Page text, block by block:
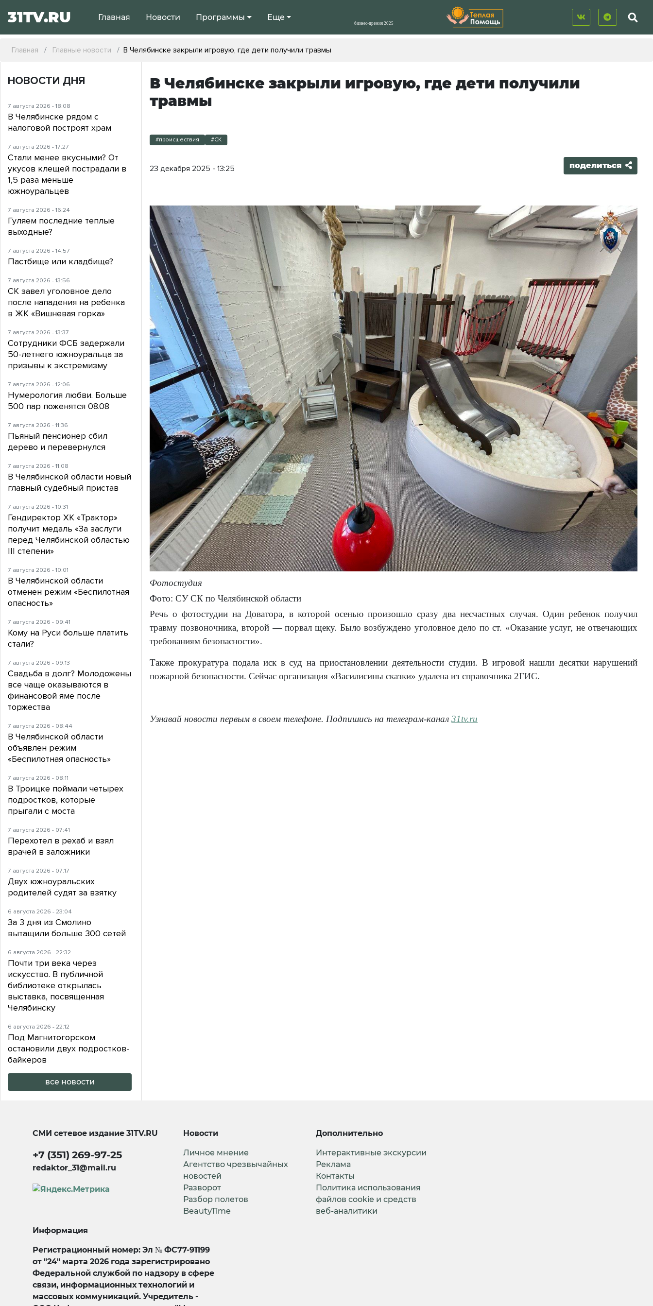
31TV.RU Главная Новости Программы Еще
Главная Главные новости В Челябинске закрыли игровую, где дети получили травмы
В Челябинске закрыли игровую, где дети получили
травмы
#происшествия #СК
23 декабря 2025 - 13:25 поделиться
Фотостудия
Фото: СУ СК по Челябинской области
Речь о фотостудии на Доватора, в которой осенью произошло сразу два несчастных случая. Один ребенок получил
травму позвоночника, второй — порвал щеку. Было возбуждено уголовное дело по ст. «Оказание услуг, не отвечающих
требованиям безопасности».
Также прокуратура подала иск в суд на приостановлении деятельности студии. В игровой нашли десятки нарушений
пожарной безопасности. Сейчас организация «Василисины сказки» удалена из справочника 2ГИС.
Узнавай новости первым в своем телефоне. Подпишись на телеграм-канал31tv.ru
НОВОСТИ ДНЯ
7 августа 2026 - 18:08
В Челябинске рядом с
налоговой построят храм
7 августа 2026 - 17:27
Стали менее вкусными? От
укусов клещей пострадали в
1,5 раза меньше
южноуральцев
7 августа 2026 - 16:24
Гуляем последние теплые
выходные?
7 августа 2026 - 14:57
Пастбище или кладбище?
7 августа 2026 - 13:56
СК завел уголовное дело
после нападения на ребенка
в ЖК «Вишневая горка»
7 августа 2026 - 13:37
Сотрудники ФСБ задержали
50-летнего южноуральца за
призывы к экстремизму
7 августа 2026 - 12:06
Нумерология любви. Больше
500 пар поженятся 08.08
7 августа 2026 - 11:36
Пьяный пенсионер сбил
дерево и перевернулся
7 августа 2026 - 11:08
В Челябинской области новый
главный судебный пристав
7 августа 2026 - 10:31
Гендиректор ХК «Трактор»
получит медаль «За заслуги
перед Челябинской областью
III степени»
7 августа 2026 - 10:01
В Челябинской области
отменен режим «Беспилотная
опасность»
7 августа 2026 - 09:41
Кому на Руси больше платить
стали?
7 августа 2026 - 09:13
Свадьба в долг? Молодожены
все чаще оказываются в
финансовой яме после
торжества
7 августа 2026 - 08:44
В Челябинской области
объявлен режим
«Беспилотная опасность»
7 августа 2026 - 08:11
В Троицке поймали четырех
подростков, которые
прыгали с моста
7 августа 2026 - 07:41
Перехотел в рехаб и взял
врачей в заложники
7 августа 2026 - 07:17
Двух южноуральских
родителей судят за взятку
6 августа 2026 - 23:04
За 3 дня из Смолино
вытащили больше 300 сетей
6 августа 2026 - 22:32
Почти три века через
искусство. В публичной
библиотеке открылась
выставка, посвященная
Челябинску
6 августа 2026 - 22:12
Под Магнитогорском
остановили двух подростков-
байкеров
все новости
СМИ сетевое издание31TV.RU
+7 (351) 269-97-25
redaktor_31@mail.ru
Новости
Личное мнение
Агентство чрезвычайных
новостей
Разворот
Разбор полетов
BeautyTime
Дополнительно
Интерактивные экскурсии
Реклама
Контакты
Политика использования
файлов cookie и средств
веб-аналитики
Информация
Регистрационный номер: Эл № ФС77-91199
от "24" марта 2026 года зарегистрировано
Федеральной службой по надзору в сфере
связи, информационных технологий и
массовых коммуникаций. Учредитель -